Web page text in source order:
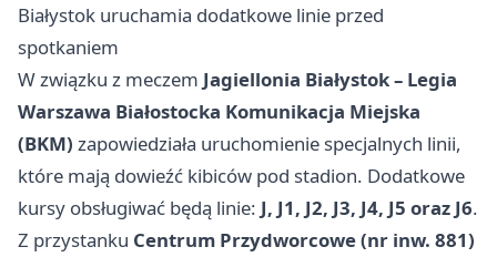
Białystok uruchamia dodatkowe linie przed
spotkaniem
W związku z meczem Jagiellonia Białystok – Legia
Warszawa Białostocka Komunikacja Miejska
(BKM) zapowiedziała uruchomienie specjalnych linii,
które mają dowieźć kibiców pod stadion. Dodatkowe
kursy obsługiwać będą linie: J, J1, J2, J3, J4, J5 oraz J6.
Z przystanku Centrum Przydworcowe (nr inw. 881)